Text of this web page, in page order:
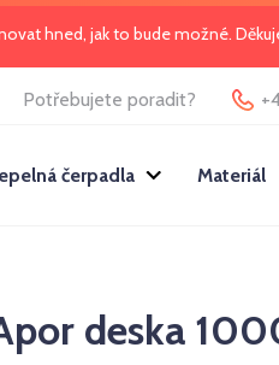
hned, jak to bude možné.
Potřebujete poradit?
čerpadla Materiál
deska